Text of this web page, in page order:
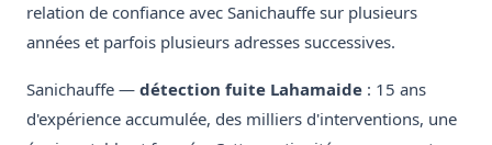
relation de confiance avec Sanichauffe sur plusieurs
années et parfois plusieurs adresses successives.
Sanichauffe — détection fuite Lahamaide : 15 ans
d'expérience accumulée, des milliers d'interventions, une